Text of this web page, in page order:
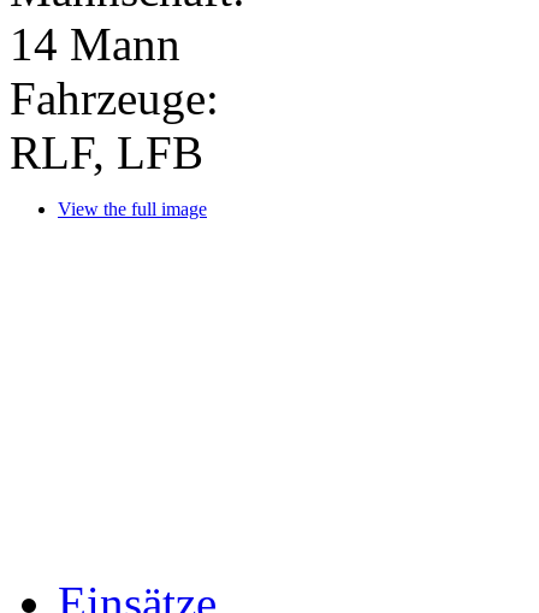
Bericht: BI Ing. David
Mannschaft:
14 Mann
Fahrzeuge: